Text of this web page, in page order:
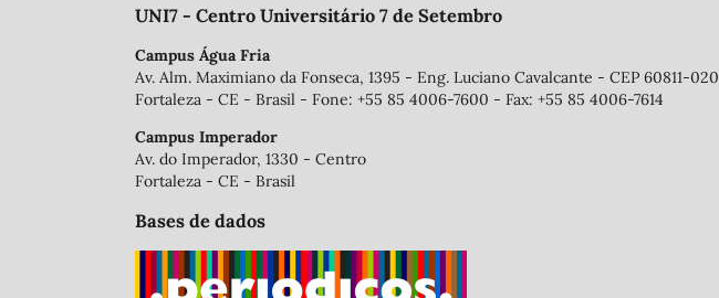
UNI7 - Centro Universitário 7 de Setembro
Campus Água Fria
Av. Alm. Maximiano da Fonseca, 1395 - Eng. Luciano Cavalcante - CEP 60811-020
Fortaleza - CE - Brasil - Fone: +55 85 4006-7600 - Fax: +55 85 4006-7614
Campus Imperador
Av. do Imperador, 1330 - Centro
Fortaleza - CE - Brasil
Bases de dados